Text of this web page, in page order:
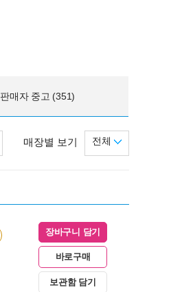
판매자 중고 (351)
매장별 보기 전체
장바구니 담기
바로구매
보관함 담기